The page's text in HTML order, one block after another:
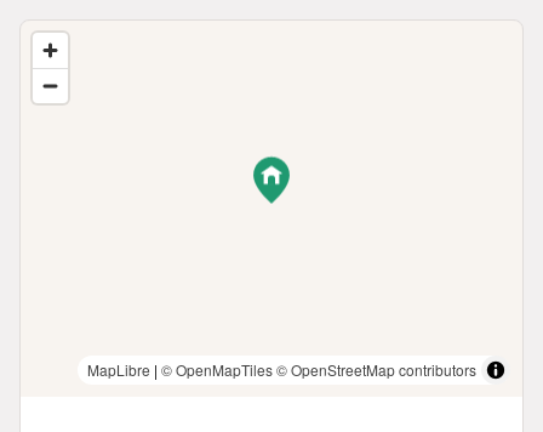
MapLibre | © OpenMapTiles© OpenStreetMap contributors